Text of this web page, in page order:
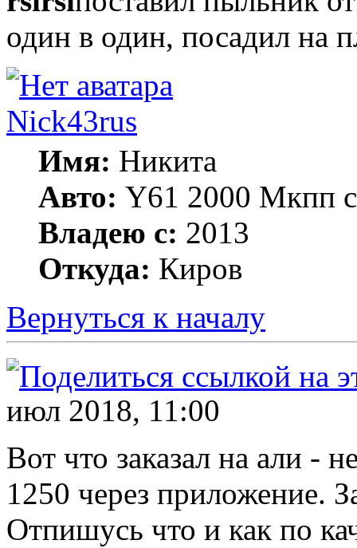
один в один, посадил на
Nick43rus
Имя: Никита
Авто: Y61 2000 Мкпп
Владею с: 2013
Откуда: Киров
Вернуться к началу
июл 2018, 11:00
Вот что заказал на али -
1250 через приложение.
Отпишусь что и как по